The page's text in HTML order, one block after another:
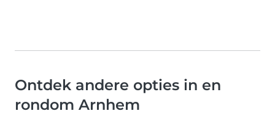
Ontdek andere opties in en
rondom Arnhem